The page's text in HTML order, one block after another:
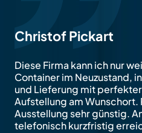
Christof Pickart
Diese Firma kann ich nur
Container im Neuzustand,
und Lieferung mit
Aufstellung am Wunschort.
Ausstellung sehr günstig.
telefonisch kurzfristig